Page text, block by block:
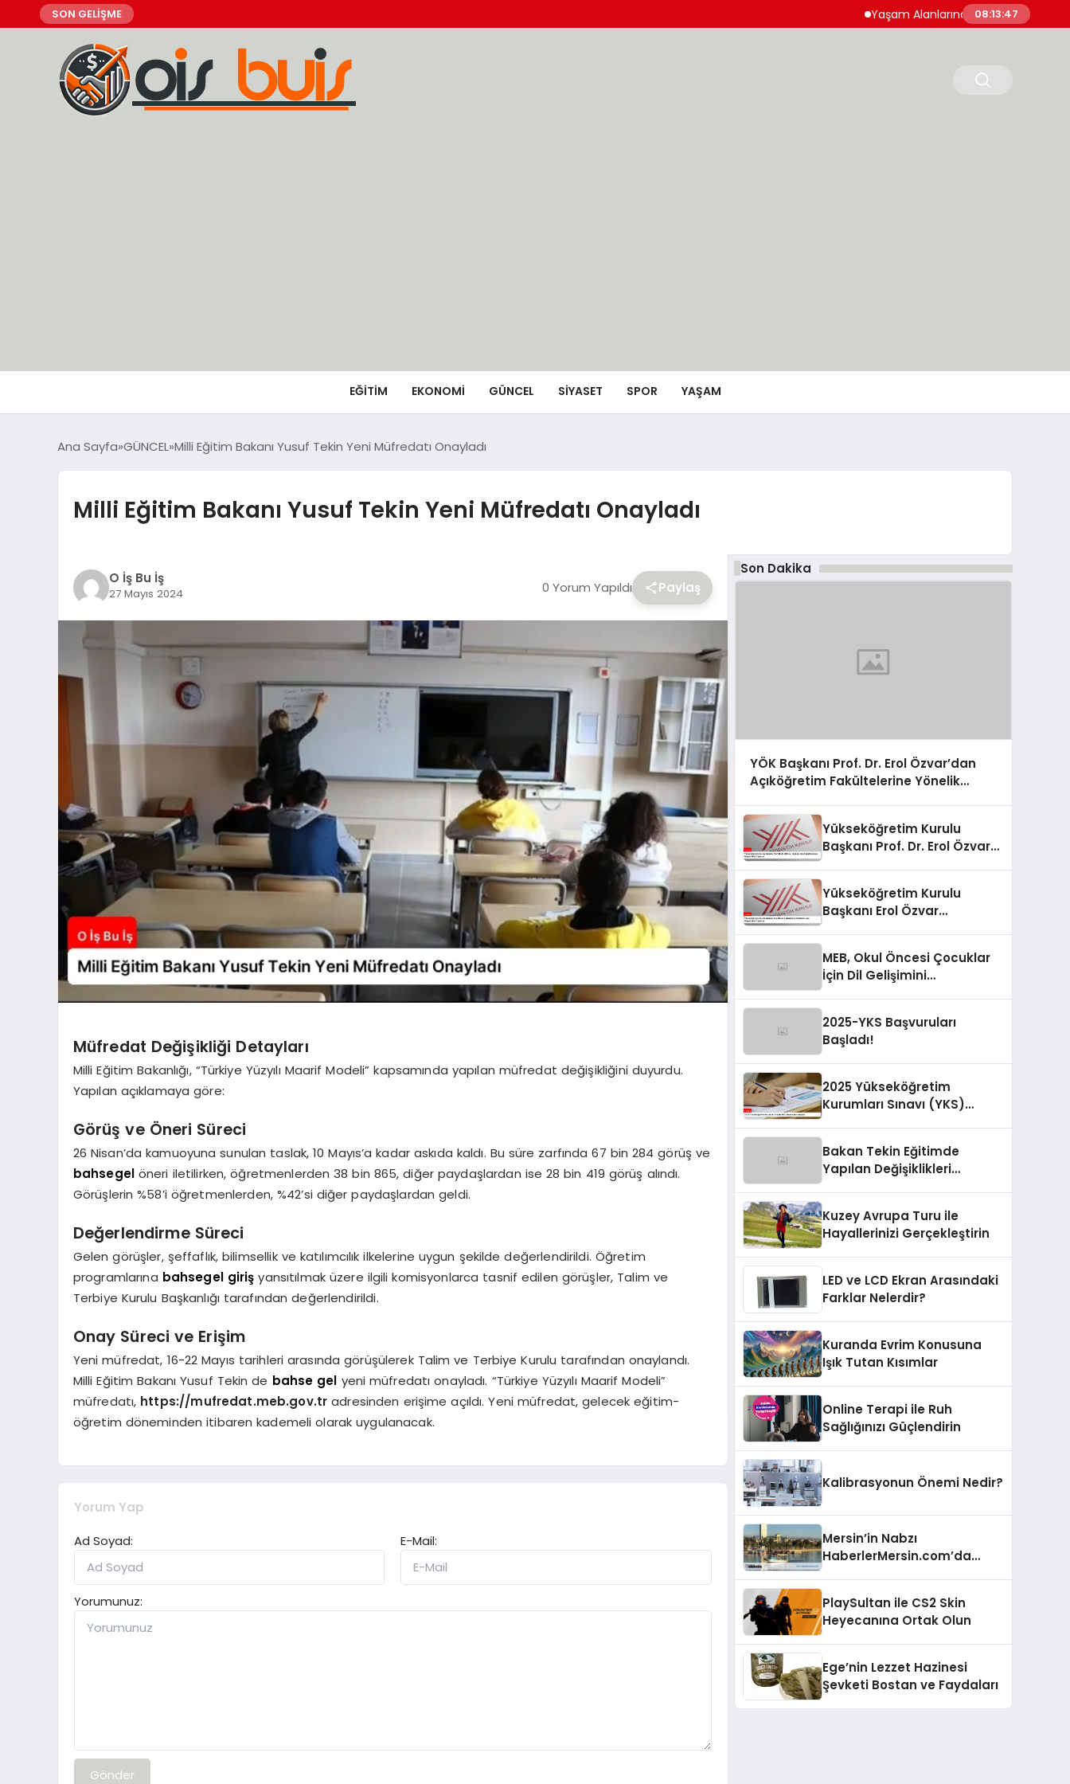
SON GELİŞME Yaşam Alanlarında Hijyen ve Sağlıklı
08:13:48
EĞİTİM EKONOMİ GÜNCEL SIYASET SPOR YAŞAM
Ana Sayfa GÜNCEL Milli Eğitim Bakanı Yusuf Tekin Yeni Müfredatı Onayladı
Milli Eğitim Bakanı Yusuf Tekin Yeni Müfredatı Onayladı
O İş Bu İş
27 Mayıs 2024 0 Yorum Yapıldı Paylaş
Müfredat Değişikliği Detayları
Milli Eğitim Bakanlığı, “Türkiye Yüzyılı Maarif Modeli” kapsamında yapılan müfredat değişikliğini duyurdu.
Yapılan açıklamaya göre:
Görüş ve Öneri Süreci
26 Nisan’da kamuoyuna sunulan taslak, 10 Mayıs’a kadar askıda kaldı. Bu süre zarfında 67 bin 284 görüş ve
bahsegelöneri iletilirken, öğretmenlerden 38 bin 865, diğer paydaşlardan ise 28 bin 419 görüş alındı.
Görüşlerin %58’i öğretmenlerden, %42’si diğer paydaşlardan geldi.
Değerlendirme Süreci
Gelen görüşler, şeffaflık, bilimsellik ve katılımcılık ilkelerine uygun şekilde değerlendirildi. Öğretim
programlarına bahsegel giriş yansıtılmak üzere ilgili komisyonlarca tasnif edilen görüşler, Talim ve
Terbiye Kurulu Başkanlığı tarafından değerlendirildi.
Onay Süreci ve Erişim
Yeni müfredat, 16-22 Mayıs tarihleri arasında görüşülerek Talim ve Terbiye Kurulu tarafından onaylandı.
Milli Eğitim Bakanı Yusuf Tekin de bahse gel yeni müfredatı onayladı. “Türkiye Yüzyılı Maarif Modeli”
müfredatı, https://mufredat.meb.gov.tradresinden erişime açıldı. Yeni müfredat, gelecek eğitim-
öğretim döneminden itibaren kademeli olarak uygulanacak.
Yorum Yap
Ad Soyad:
E-Mail:
Yorumunuz:
Gönder
Son Dakika
YÖK Başkanı Prof. Dr. Erol Özvar’dan
Açıköğretim Fakültelerine Yönelik
Yükseköğretim Kurulu
Başkanı Prof. Dr. Erol Özvar
Yükseköğretim Kurulu
Başkanı Erol Özvar
MEB, Okul Öncesi Çocuklar
İçin Dil Gelişimini
2025-YKS Başvuruları
Başladı!
2025 Yükseköğretim
Kurumları Sınavı (YKS)
Bakan Tekin Eğitimde
Yapılan Değişiklikleri
Kuzey Avrupa Turu ile
Hayallerinizi Gerçekleştirin
LED ve LCD Ekran Arasındaki
Farklar Nelerdir?
Kuranda Evrim Konusuna
Işık Tutan Kısımlar
Online Terapi ile Ruh
Sağlığınızı Güçlendirin
Kalibrasyonun Önemi Nedir?
Mersin’in Nabzı
HaberlerMersin.com’da
PlaySultan ile CS2 Skin
Heyecanına Ortak Olun
Ege’nin Lezzet Hazinesi
Şevketi Bostan ve Faydaları